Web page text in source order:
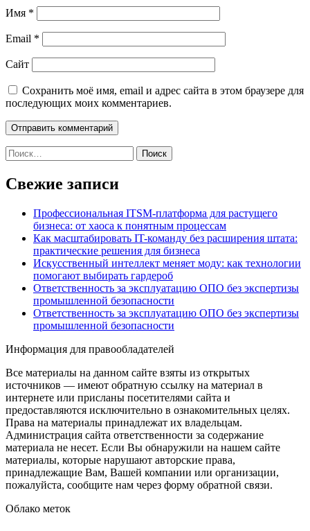
Имя *
Email *
Сайт
Сохранить моё имя, email и адрес сайта в этом браузере для
последующих моих комментариев.
Найти:
Свежие записи
Профессиональная ITSM-платформа для растущего
бизнеса: от хаоса к понятным процессам
Как масштабировать IT-команду без расширения штата:
практические решения для бизнеса
Искусственный интеллект меняет моду: как технологии
помогают выбирать гардероб
Ответственность за эксплуатацию ОПО без экспертизы
промышленной безопасности
Ответственность за эксплуатацию ОПО без экспертизы
промышленной безопасности
Информация для правообладателей
Все материалы на данном сайте взяты из открытых
источников — имеют обратную ссылку на материал в
интернете или присланы посетителями сайта и
предоставляются исключительно в ознакомительных целях.
Права на материалы принадлежат их владельцам.
Администрация сайта ответственности за содержание
материала не несет. Если Вы обнаружили на нашем сайте
материалы, которые нарушают авторские права,
принадлежащие Вам, Вашей компании или организации,
пожалуйста, сообщите нам через форму обратной связи.
Облако меток